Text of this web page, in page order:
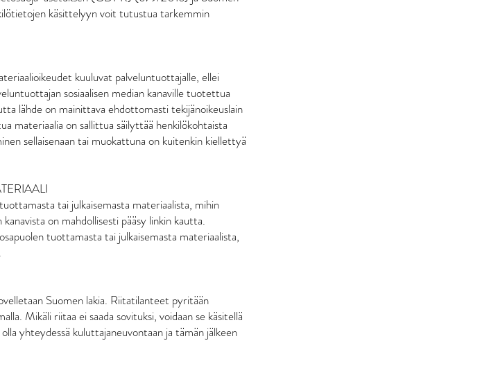
käsittelyyn voit tutustua tarkemmin
kuuluvat palveluntuottajalle, ellei
sosiaalisen median kanaville tuotettua
lähde on mainittava ehdottomasti tekijänoikeuslain
materiaalia on sallittua säilyttää henkilökohtaista
sellaisenaan tai muokattuna on kuitenkin kiellettyä
tai julkaisemasta materiaalista, mihin
on mahdollisesti pääsy linkin kautta.
tuottamasta tai julkaisemasta materiaalista,
Suomen lakia. Riitatilanteet pyritään
Mikäli riitaa ei saada sovituksi, voidaan se käsitellä
yhteydessä kuluttajaneuvontaan ja tämän jälkeen